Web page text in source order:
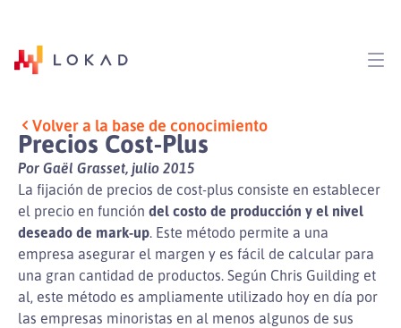
Volver a la base de conocimiento
Precios Cost-Plus
Por Gaël Grasset, julio 2015
La fijación de precios de cost-plus consiste en establecer
el precio en función del costo de producción y el nivel
deseado de mark-up. Este método permite a una
empresa asegurar el margen y es fácil de calcular para
una gran cantidad de productos. Según Chris Guilding et
al, este método es ampliamente utilizado hoy en día por
las empresas minoristas en al menos algunos de sus